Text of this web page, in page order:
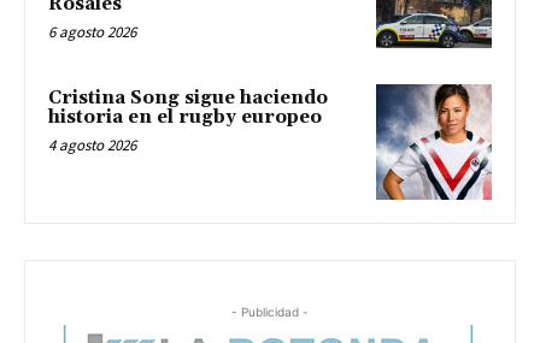
Rosales
6 agosto 2026
Cristina Song sigue haciendo
historia en el rugby europeo
4 agosto 2026
- Publicidad -